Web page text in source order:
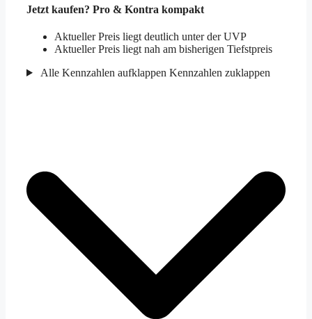
Jetzt kaufen? Pro & Kontra kompakt
Aktueller Preis liegt deutlich unter der UVP
Aktueller Preis liegt nah am bisherigen Tiefstpreis
Alle Kennzahlen aufklappen Kennzahlen zuklappen